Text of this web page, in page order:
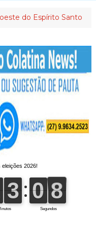
Espírito Santo